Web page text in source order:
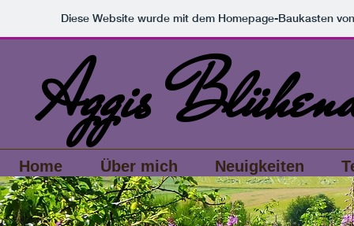
Diese Website wurde mit dem Homepage-Baukasten
Home Über mich Neuigkeiten
Aggis